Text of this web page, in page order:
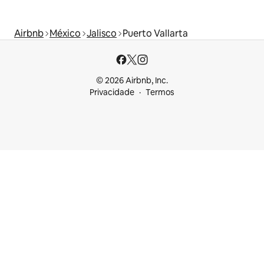
Airbnb México Jalisco Puerto Vallarta
© 2026 Airbnb, Inc.
Privacidade
Termos